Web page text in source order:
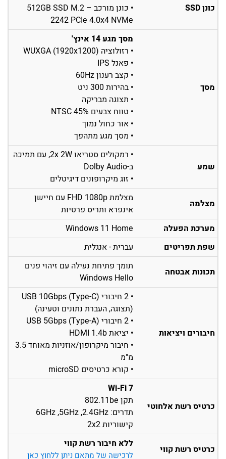
כונן SSD
• כונן מורכב – 512GB SSD M.2
2242 PCIe 4.0x4 NVMe
מסך
מסך מגע 14 אינץ'
• רזולוציה WUXGA (1920x1200)
• פאנל IPS
• קצב רענון 60Hz
• בהירות 300 ניט
• תצוגה מבריקה
• טווח צבעים 45% NTSC
• אור כחול נמוך
• מסך מגע מתהפך
שמע
• רמקולים סטריאו 2x 2W, עם תמיכה
ב-Dolby Audio
• זוג מיקרופונים דיגיטלים
מצלמה
מצלמת FHD 1080p עם חיישן
אינפרא ותריס פרטיות
מערכת הפעלה
Windows 11 Home
שפת תפריטים
עברית - אנגלית
תכונות אבטחה
תומך פתיחת נעילה עם זיהוי פנים
Windows Hello
חיבורים ויציאות
• 2 חיבורי USB 10Gbps (Type-C)
(תצוגה, העברת נתונים וטעינה)
• 2 חיבורי USB 5Gbps (Type-A)
• יציאת HDMI 1.4b
• חיבור מיקרופון/אוזניות מאוחד 3.5
מ"מ
• קורא כרטיסים microSD
כרטיס רשת אלחוטי
Wi-Fi 7
תקן 802.11be
תדרים: 6GHz ,5GHz ,2.4GHz
קישוריות 2x2
כרטיס רשת קווי ללא חיבור רשת קווי
לרכישה של מתאם ניתן ללחוץ כאן